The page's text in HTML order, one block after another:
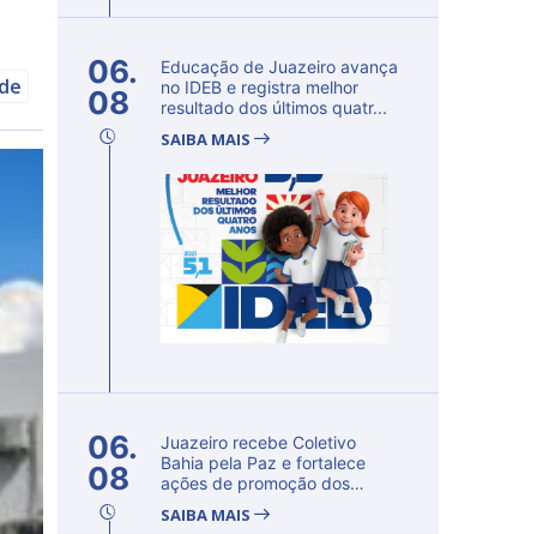
06.
08
Educação de Juazeiro avança
no IDEB e registra melhor
resultado dos últimos quatr...
SAIBA MAIS
06.
08
Juazeiro recebe Coletivo
Bahia pela Paz e fortalece
ações de promoção dos
SAIBA MAIS